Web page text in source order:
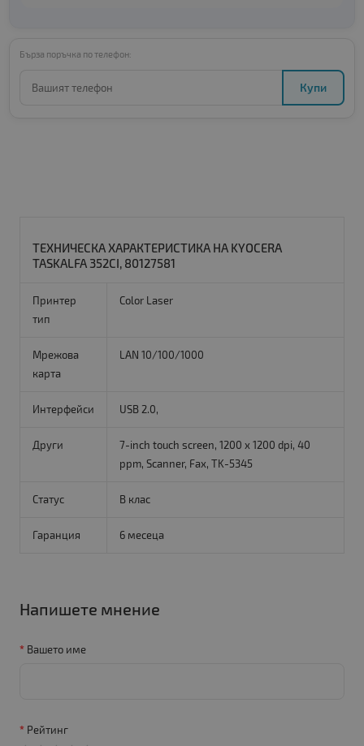
Бърза поръчка по телефон:
Купи
ТЕХНИЧЕСКА ХАРАКТЕРИСТИКА НА KYOCERA
TASKALFA 352CI, 80127581
Принтер
тип
Color Laser
Мрежова
карта
LAN 10/100/1000
Интерфейси USB 2.0,
Други
7-inch touch screen, 1200 x 1200 dpi, 40
ppm, Scanner, Fax, TK-5345
Статус B клас
Гаранция 6 месеца
Напишете мнение
Вашето име
Рейтинг